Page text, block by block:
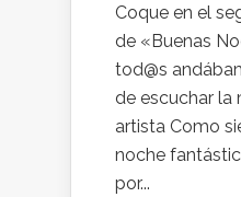
Coque en el
de «Buenas
tod@s
de escuchar la
artista Como
noche
por...